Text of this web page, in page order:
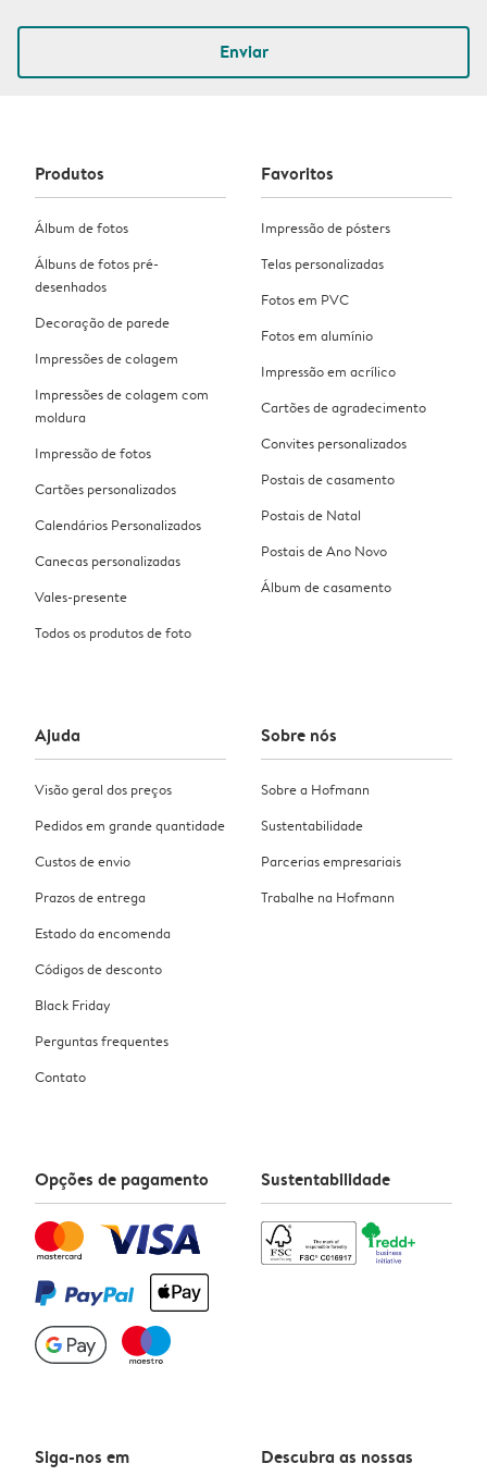
Enviar
Produtos
Álbum de fotos
Álbuns de fotos pré-
desenhados
Decoração de parede
Impressões de colagem
Impressões de colagem com
moldura
Impressão de fotos
Cartões personalizados
Calendários Personalizados
Canecas personalizadas
Vales-presente
Todos os produtos de foto
Favoritos
Impressão de pósters
Telas personalizadas
Fotos em PVC
Fotos em alumínio
Impressão em acrílico
Cartões de agradecimento
Convites personalizados
Postais de casamento
Postais de Natal
Postais de Ano Novo
Álbum de casamento
Ajuda
Visão geral dos preços
Pedidos em grande quantidade
Custos de envio
Prazos de entrega
Estado da encomenda
Códigos de desconto
Black Friday
Perguntas frequentes
Contato
Sobre nós
Sobre a Hofmann
Sustentabilidade
Parcerias empresariais
Trabalhe na Hofmann
Opções de pagamento Sustentabilidade
Siga-nos em
Descubra as nossas